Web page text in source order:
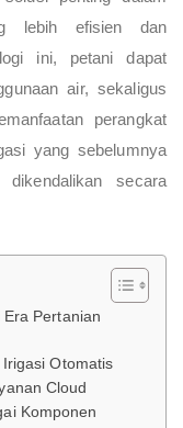
lebih efisien dan
ini, petani dapat
air, sekaligus
perangkat
yang sebelumnya
secara
Pertanian
Otomatis
Cloud
Komponen